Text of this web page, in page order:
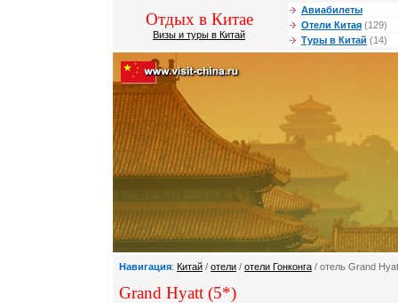
Отдых в Китае
Визы и туры в Китай
Авиабилеты
Отели Китая (129)
Туры в Китай (14)
Навигация: Китай / отели / отели Гонконга / отель Grand
Grand Hyatt (5*)